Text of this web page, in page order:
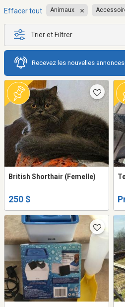
Effacer tout Animaux
Trier et Filtrer
Recevez les nouvelles annonces
British Shorthair (Femelle)
250 $